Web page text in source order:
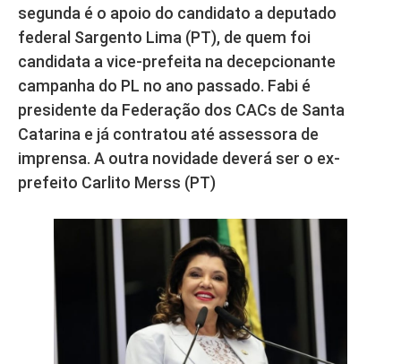
segunda é o apoio do candidato a deputado
federal Sargento Lima (PT), de quem foi
candidata a vice-prefeita na decepcionante
campanha do PL no ano passado. Fabi é
presidente da Federação dos CACs de Santa
Catarina e já contratou até assessora de
imprensa. A outra novidade deverá ser o ex-
prefeito Carlito Merss (PT)